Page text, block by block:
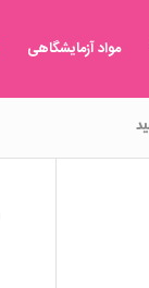
مواد آزمایشگاهی